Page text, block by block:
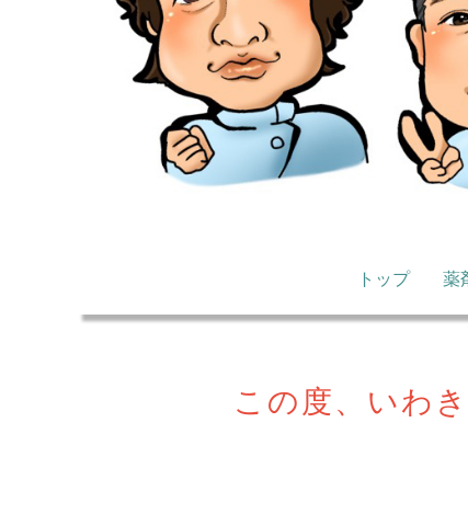
トップ 薬
この度、いわ